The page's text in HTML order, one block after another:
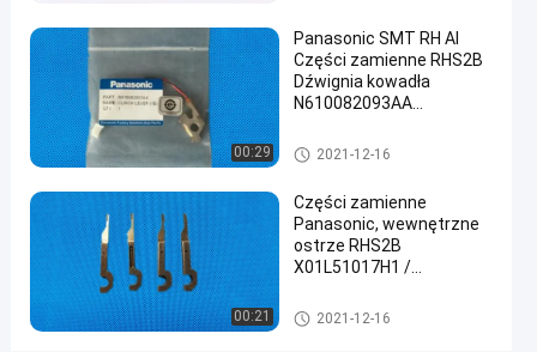
#
ai
akcesoria
1
0
8
3
8
1
8
0
6
00:29
Panasonic SMT RH AI
Części zamienne RHS2B
Dźwignia kowadła
N610082093AA
Części zamienne AI
2021-12-16
00:21
Części zamienne
Panasonic, wewnętrzne
ostrze RHS2B
X01L51017H1 /
Części zamienne AI
2021-12-16